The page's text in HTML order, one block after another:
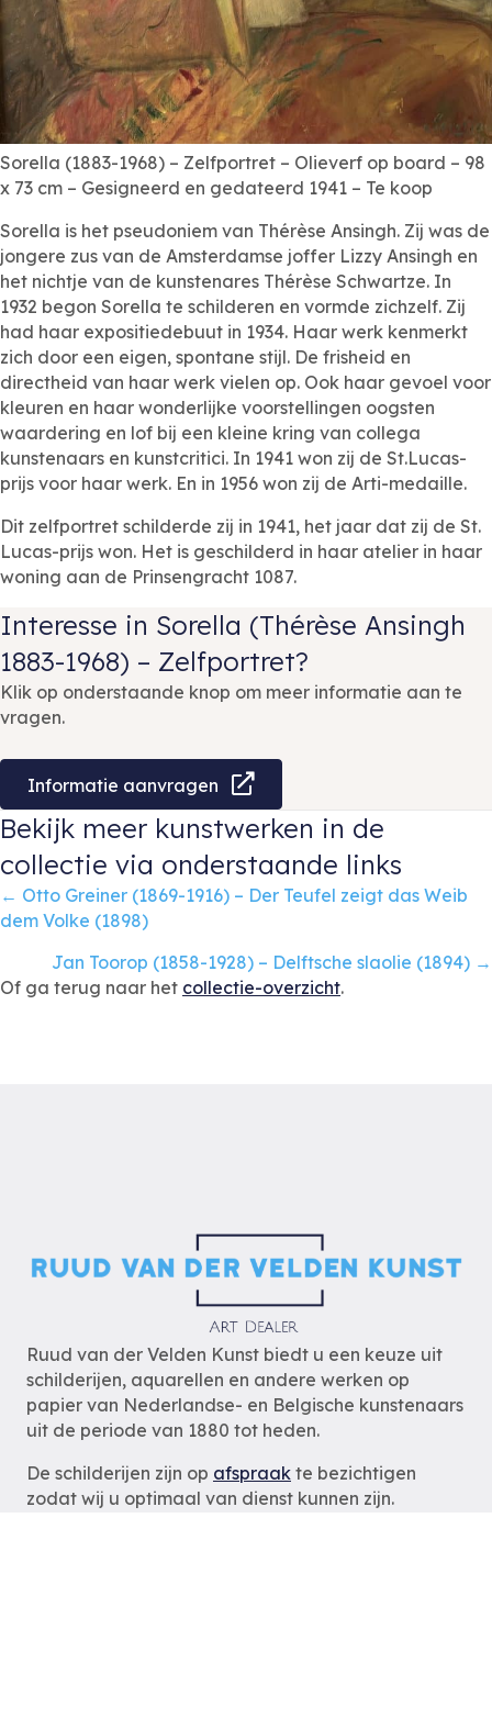
Sorella (1883-1968) – Zelfportret – Olieverf op board – 98
x 73 cm – Gesigneerd en gedateerd 1941 – Te koop
Sorella is het pseudoniem van Thérèse Ansingh. Zij was de
jongere zus van de Amsterdamse joffer Lizzy Ansingh en
het nichtje van de kunstenares Thérèse Schwartze. In
1932 begon Sorella te schilderen en vormde zichzelf. Zij
had haar expositiedebuut in 1934. Haar werk kenmerkt
zich door een eigen, spontane stijl. De frisheid en
directheid van haar werk vielen op. Ook haar gevoel voor
kleuren en haar wonderlijke voorstellingen oogsten
waardering en lof bij een kleine kring van collega
kunstenaars en kunstcritici. In 1941 won zij de St.Lucas-
prijs voor haar werk. En in 1956 won zij de Arti-medaille.
Dit zelfportret schilderde zij in 1941, het jaar dat zij de St.
Lucas-prijs won. Het is geschilderd in haar atelier in haar
woning aan de Prinsengracht 1087.
Interesse in Sorella (Thérèse Ansingh
1883-1968) – Zelfportret?
Klik op onderstaande knop om meer informatie aan te
vragen.
Informatie aanvragen
Bekijk meer kunstwerken in de
collectie via onderstaande links
Posts
navigation
← Otto Greiner (1869-1916) – Der Teufel zeigt das Weib
dem Volke (1898)
Jan Toorop (1858-1928) – Delftsche slaolie (1894) →
Of ga terug naar het collectie-overzicht.
Ruud van der Velden Kunst biedt u een keuze uit
schilderijen, aquarellen en andere werken op
papier van Nederlandse- en Belgische kunstenaars
uit de periode van 1880 tot heden.
De schilderijen zijn op afspraak te bezichtigen
zodat wij u optimaal van dienst kunnen zijn.